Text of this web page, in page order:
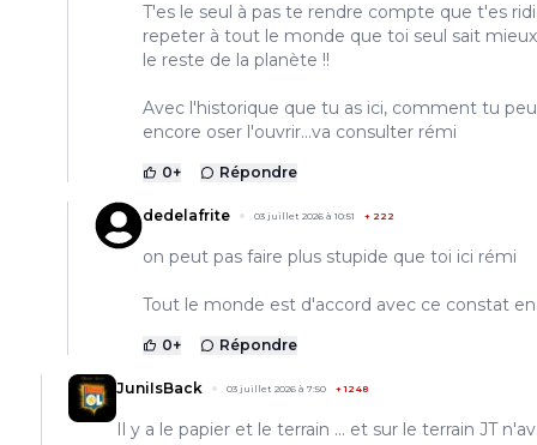
T'es le seul à pas te rendre compte que t'es
repeter à tout le monde que toi seul sait
le reste de la planète !!
Avec l'historique que tu as ici, comment tu
encore oser l'ouvrir...va consulter rémi
0+ Répondre
dedelafrite 03 juillet 2026 à 10:51 + 222
on peut pas faire plus stupide que toi ici rémi
Tout le monde est d'accord avec ce constat en
0+ Répondre
JuniIsBack 03 juillet 2026 à 7:50 +1248
Il y a le papier et le terrain ... et sur le terrain JT